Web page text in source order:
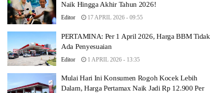
Naik Hingga Akhir Tahun 2026!
Editor 17 APRIL 2026 - 09:55
PERTAMINA: Per 1 April 2026, Harga BBM Tidak
Ada Penyesuaian
Editor 1 APRIL 2026 - 13:35
Mulai Hari Ini Konsumen Rogoh Kocek Lebih
Dalam, Harga Pertamax Naik Jadi Rp 12.900 Per